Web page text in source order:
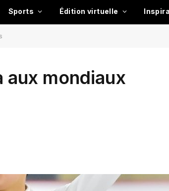
Sports Édition virtuelle
aux mondiaux